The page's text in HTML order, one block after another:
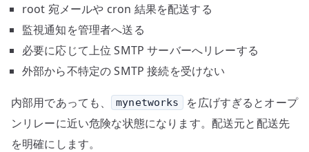
root 宛メールや cron 結果を配送する
監視通知を管理者へ送る
必要に応じて上位 SMTP サーバーへリレーする
外部から不特定の SMTP 接続を受けない
内部用であっても、 mynetworks
を広げすぎるとオープ
ンリレーに近い危険な状態になります。配送元と配送先
を明確にします。